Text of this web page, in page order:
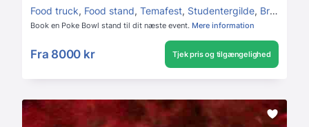
Food truck, Food stand, Temafest, Studentergilde, Bryllup
Book en Poke Bowl stand til dit næste event. Mere information
Fra 8000 kr Tjek pris og tilgængelighed